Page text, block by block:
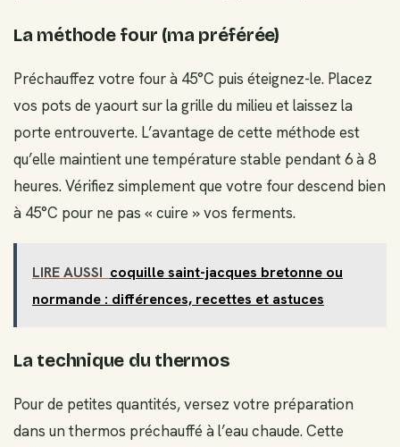
La méthode four (ma préférée)
Préchauffez votre four à 45°C puis éteignez-le. Placez
vos pots de yaourt sur la grille du milieu et laissez la
porte entrouverte. L’avantage de cette méthode est
qu’elle maintient une température stable pendant 6 à 8
heures. Vérifiez simplement que votre four descend bien
à 45°C pour ne pas « cuire » vos ferments.
LIRE AUSSI coquille saint-jacques bretonne ou
normande : différences, recettes et astuces
La technique du thermos
Pour de petites quantités, versez votre préparation
dans un thermos préchauffé à l’eau chaude. Cette